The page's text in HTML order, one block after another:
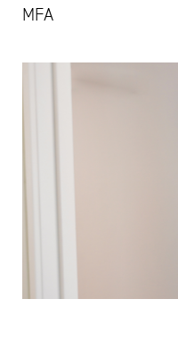
MFA